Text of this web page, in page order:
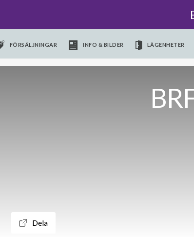
FÖRSÄLJNINGAR INFO & BILDER LÄGENHETER
Dela